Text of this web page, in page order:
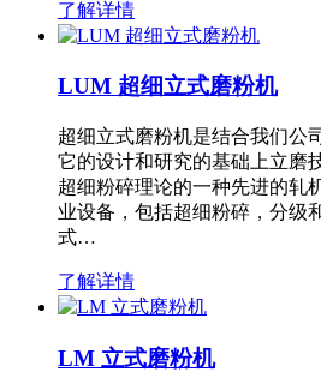
了解详情
LUM 超细立式磨粉机
超细立式磨粉机是结合我们公
它的设计和研究的基础上立磨
超细粉碎理论的一种先进的轧
业设备，包括超细粉碎，分级
式…
了解详情
LM 立式磨粉机